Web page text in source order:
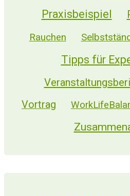
Praxisbeispiel
Rauchen
Tipps für
Vortrag